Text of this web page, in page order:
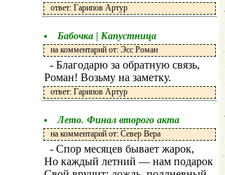
ответ: Гарипов Артур
Бабочка | Капустница
на комментарий от: Эсс Роман
- Благодарю за обратную связь,
Роман! Возьму на заметку.
ответ: Гарипов Артур
Лето. Финал второго акта
на комментарий от: Север Вера
- Спор месяцев бывает жарок,
Но каждый летний — нам подарок